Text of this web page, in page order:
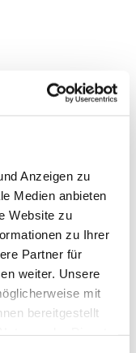
Anzeigen zu
Medien anbieten
Website zu
zu Ihrer
Partner für
weiter. Unsere
mit
bereitgestellt